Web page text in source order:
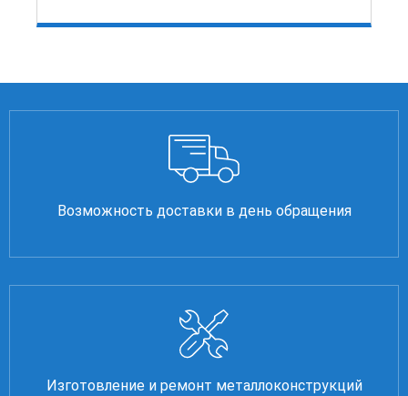
Возможность доставки в день обращения
Изготовление и ремонт металлоконструкций